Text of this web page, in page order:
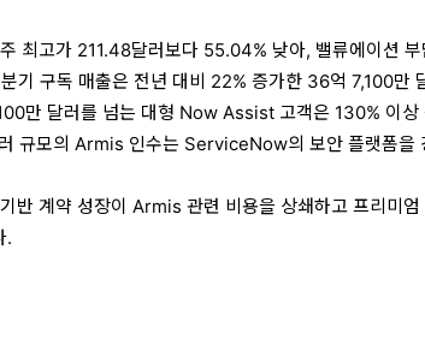
최고가 211.48달러보다 55.04% 낮아, 밸류에이션
기 구독 매출은 전년 대비 22% 증가한 36억 7,100만
만 달러를 넘는 대형 Now Assist 고객은 130% 이상
규모의 Armis 인수는 ServiceNow의 보안 플랫폼을
반 계약 성장이 Armis 관련 비용을 상쇄하고 프리미
.